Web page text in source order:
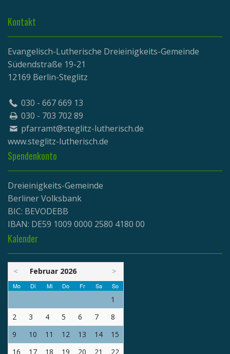
Kontakt
Evangelisch-Lutherische Dreieinigkeits-Gemeinde
Südendstraße 19-21
12169 Berlin-Steglitz
030 - 667 669 13
030 - 703 702 89
pfarramt@steglitz-lutherisch.de
www.steglitz-lutherisch.de
Spendenkonto
Dreieinigkeits-Gemeinde
Berliner Volksbank
BIC: BEVODEBB
IBAN: DE59 1009 0000 2580 4180 00
Kalender
< Februar 2026 >
Mo Di Mi Do Fr Sa So
1
2
3 4 5 6 7
8
9
10 11 12 13 14
15
16
17 18 19 20 21 22